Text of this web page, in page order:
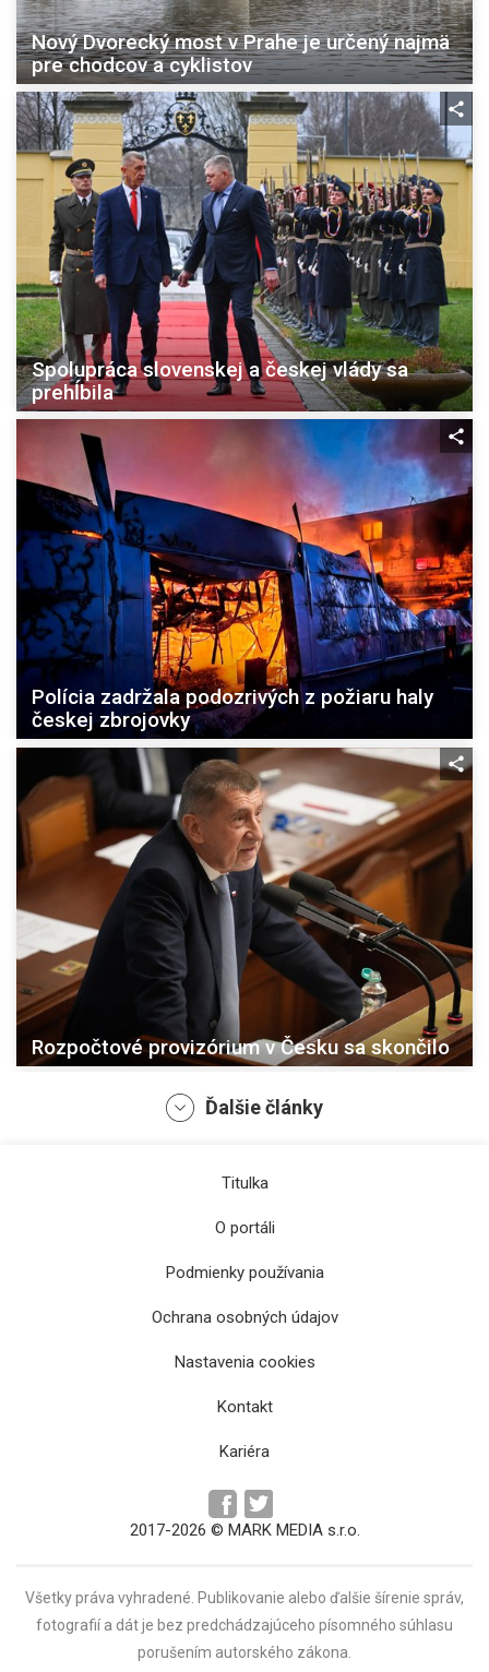
Nový Dvorecký most v Prahe je určený najmä
pre chodcov a cyklistov
Spolupráca slovenskej a českej vlády sa
prehĺbila
Polícia zadržala podozrivých z požiaru haly
českej zbrojovky
Rozpočtové provizórium v Česku sa skončilo
Babiš ani Okamura nebudú v súčasnosti čeliť
trestnému stíhaniu
Ďalšie články
Titulka
O portáli
Podmienky používania
Ochrana osobných údajov
Nastavenia cookies
Kontakt
Kariéra
2017-2026 © MARK MEDIA s.r.o.
Všetky práva vyhradené. Publikovanie alebo ďalšie šírenie správ,
fotografií a dát je bez predchádzajúceho písomného súhlasu
porušením autorského zákona.